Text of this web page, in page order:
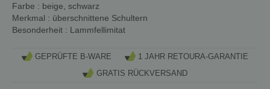
Farbe : beige, schwarz
Merkmal : überschnittene Schultern
Besonderheit : Lammfellimitat
GEPRÜFTE B-WARE
1 JAHR RETOURA-GARANTIE
GRATIS RÜCKVERSAND